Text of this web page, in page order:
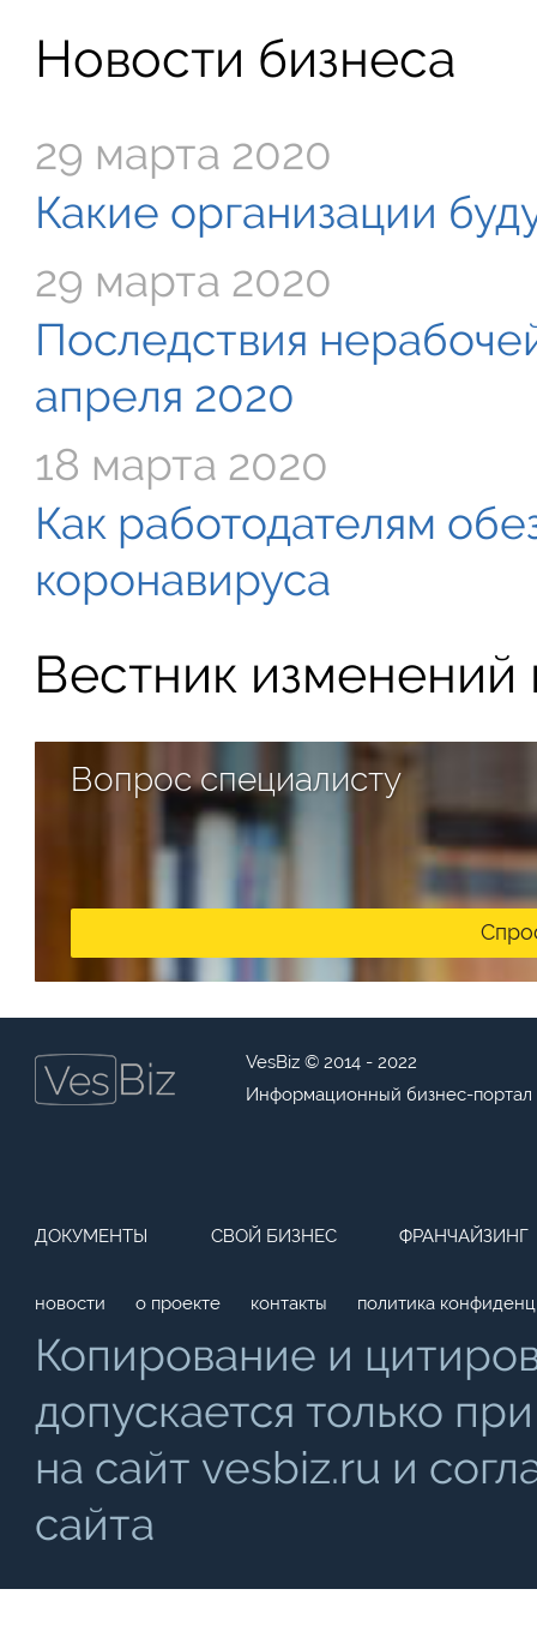
Новости бизнеса
29 марта 2020
Какие организации
29 марта 2020
Последствия
апреля 2020
18 марта 2020
Как работодателям
коронавируса
Вестник изменений
Вопрос специалисту
VesBiz © 2014 - 2022
Информационный бизнес-портал
ДОКУМЕНТЫ СВОЙ БИЗНЕС ФРАНЧАЙЗИНГ
новости о проекте контакты политика
Копирование и
допускается только
на сайт vesbiz.ru и
сайта